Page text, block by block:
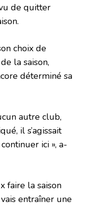
de quitter
choix de
la saison,
déterminé sa
autre club,
il s’agissait
ici », a-
faire la saison
entraîner une